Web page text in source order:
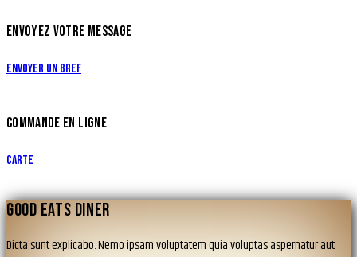
ENVOYEZ VOTRE MESSAGE
Envoyer un bref
COMMANDE EN LIGNE
Carte
GOOD EATS DINER
Dicta sunt explicabo. Nemo ipsam voluptatem quia voluptas aspernatur aut